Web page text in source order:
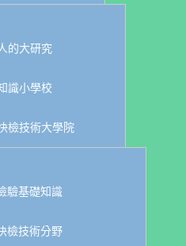
的大研究
識小學校
檢技術大學院
驗基礎知識
檢技術分野